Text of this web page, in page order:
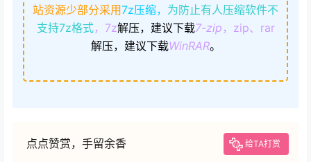
站资源少部分采用7z压缩， 为防止有人压缩软件不
支持7z格式，7z解压，建议下载7-zip ，zip、rar
解压，建议下载WinRAR。
点点赞赏，手留余香 给TA打赏